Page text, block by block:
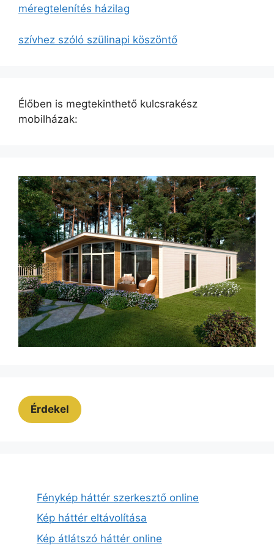
méregtelenítés házilag
szívhez szóló szülinapi köszöntő
Élőben is megtekinthető kulcsrakész
mobilházak:
Érdekel
Fénykép háttér szerkesztő online
Kép háttér eltávolítása
Kép átlátszó háttér online